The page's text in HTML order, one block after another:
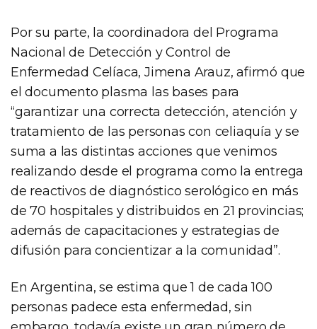
Por su parte, la coordinadora del Programa
Nacional de Detección y Control de
Enfermedad Celíaca, Jimena Arauz, afirmó que
el documento plasma las bases para
“garantizar una correcta detección, atención y
tratamiento de las personas con celiaquía y se
suma a las distintas acciones que venimos
realizando desde el programa como la entrega
de reactivos de diagnóstico serológico en más
de 70 hospitales y distribuidos en 21 provincias;
además de capacitaciones y estrategias de
difusión para concientizar a la comunidad”.
En Argentina, se estima que 1 de cada 100
personas padece esta enfermedad, sin